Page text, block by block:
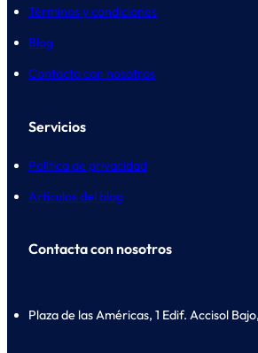
Términos y condiciones
Blog
Contacta con nosotros
Servicios
Política de privacidad
Artículos del blog
Contacta con nosotros
Plaza de las Américas, 1 Edif. Accisol